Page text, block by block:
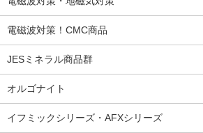
電磁波対策！CMC商品
JESミネラル商品群
オルゴナイト
イフミックシリーズ・AFXシリーズ